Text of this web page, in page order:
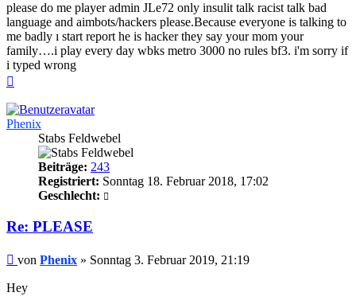
please do me player admin JLe72 only insulit talk racist talk bad
language and aimbots/hackers please.Because everyone is talking to
me badly ı start report he is hacker they say your mom your
family….i play every day wbks metro 3000 no rules bf3. i'm sorry if
i typed wrong
Phenix
Stabs Feldwebel
Beiträge: 243
Registriert: Sonntag 18. Februar 2018, 17:02
Geschlecht:
Re: PLEASE
Beitrag
von Phenix » Sonntag 3. Februar 2019, 21:19
Hey